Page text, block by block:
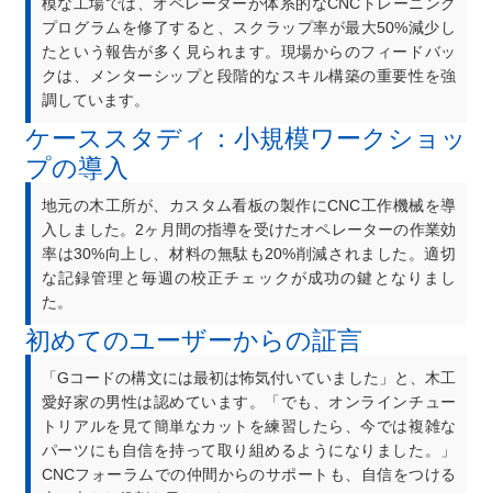
模な工場では、オペレーターが体系的なCNCトレーニング
プログラムを修了すると、スクラップ率が最大50%減少し
たという報告が多く見られます。現場からのフィードバッ
クは、メンターシップと段階的なスキル構築の重要性を強
調しています。
ケーススタディ：小規模ワークショッ
プの導入
地元の木工所が、カスタム看板の製作にCNC工作機械を導
入しました。2ヶ月間の指導を受けたオペレーターの作業効
率は30%向上し、材料の無駄も20%削減されました。適切
な記録管理と毎週の校正チェックが成功の鍵となりまし
た。
初めてのユーザーからの証言
「Gコードの構文には最初は怖気付いていました」と、木工
愛好家の男性は認めています。「でも、オンラインチュー
トリアルを見て簡単なカットを練習したら、今では複雑な
パーツにも自信を持って取り組めるようになりました。」
CNCフォーラムでの仲間からのサポートも、自信をつける